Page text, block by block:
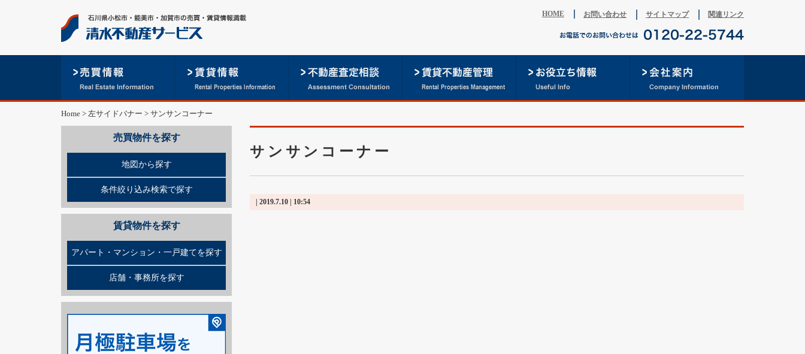
HOME お問い合わせ サイトマップ 関連リンク
Home > 左サイドバナー > サンサンコーナー
サンサンコーナー
| 2019.7.10 | 10:54
売買物件を探す
地図から探す
条件絞り込み検索で探す
賃貸物件を探す
アパート・マンション・一戸建てを探す
店舗・事務所を探す